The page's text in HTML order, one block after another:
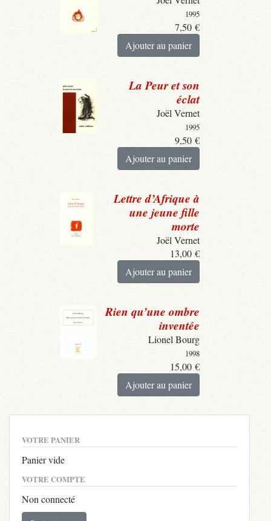
1995
7,50 €
Ajouter au panier
La Peur et son
éclat
Joël Vernet
1995
9,50 €
Ajouter au panier
Lettre d’Afrique à
une jeune fille
morte
Joël Vernet
13,00 €
Ajouter au panier
Rien qu’une ombre
inventée
Lionel Bourg
1998
15,00 €
Ajouter au panier
VOTRE PANIER
Panier vide
VOTRE COMPTE
Non connecté